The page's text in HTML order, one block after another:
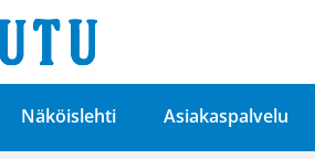
Näköislehti Asiakaspalvelu